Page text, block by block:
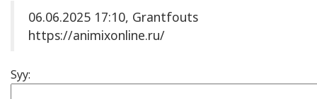
06.06.2025 17:10, Grantfouts
https://animixonline.ru/
Syy: